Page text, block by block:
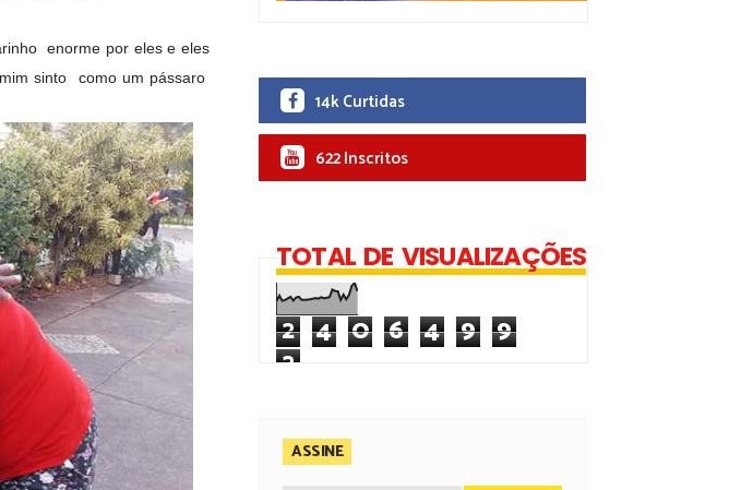
enorme por eles e eles
sinto como um pássaro
14k Curtidas
622 Inscritos
TOTAL DE VISUALIZAÇÕES
2 4 0 6 4 9 9
2
ASSINE